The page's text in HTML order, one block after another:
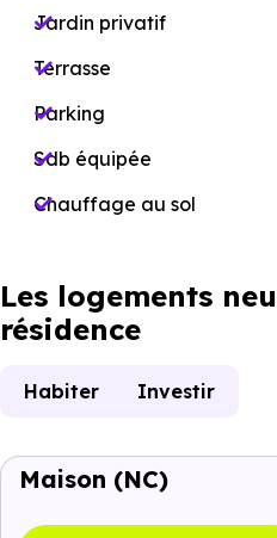
Jardin privatif
Terrasse
Parking
Sdb équipée
Chauffage au sol
Les logements
résidence
Habiter Investir
Maison (NC)